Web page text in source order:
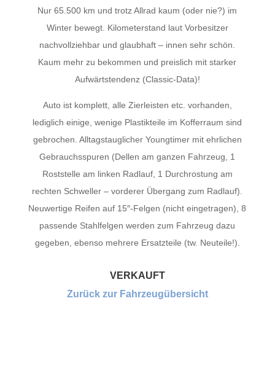
Nur 65.500 km und trotz Allrad kaum (oder nie?) im
Winter bewegt. Kilometerstand laut Vorbesitzer
nachvollziehbar und glaubhaft – innen sehr schön.
Kaum mehr zu bekommen und preislich mit starker
Aufwärtstendenz (Classic-Data)!
Auto ist komplett, alle Zierleisten etc. vorhanden,
lediglich einige, wenige Plastikteile im Kofferraum sind
gebrochen. Alltagstauglicher Youngtimer mit ehrlichen
Gebrauchsspuren (Dellen am ganzen Fahrzeug, 1
Roststelle am linken Radlauf, 1 Durchrostung am
rechten Schweller – vorderer Übergang zum Radlauf).
Neuwertige Reifen auf 15″-Felgen (nicht eingetragen), 8
passende Stahlfelgen werden zum Fahrzeug dazu
gegeben, ebenso mehrere Ersatzteile (tw. Neuteile!).
VERKAUFT
Zurück zur Fahrzeugübersicht